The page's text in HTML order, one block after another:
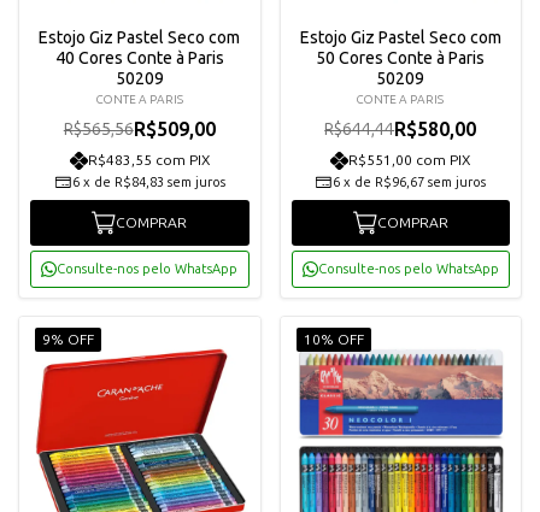
Estojo Giz Pastel Seco com
40 Cores Conte à Paris
50209
CONTE A PARIS
R$565,56R$509,00
R$483,55 com PIX
6 x de R$84,83 sem juros
COMPRAR
Consulte-nos pelo WhatsApp
Estojo Giz Pastel Seco com
50 Cores Conte à Paris
50209
CONTE A PARIS
R$644,44R$580,00
R$551,00 com PIX
6 x de R$96,67 sem juros
COMPRAR
Consulte-nos pelo WhatsApp
9% OFF 10% OFF